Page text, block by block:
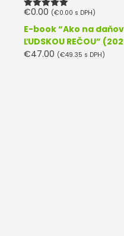
Hodnotenie
€0.00 (€0.00 s DPH)
E-book “Ako na
ĽUDSKOU REČOU”
€47.00 (€49.35 s DPH)